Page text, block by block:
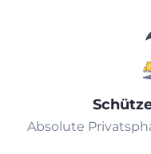
Absolute